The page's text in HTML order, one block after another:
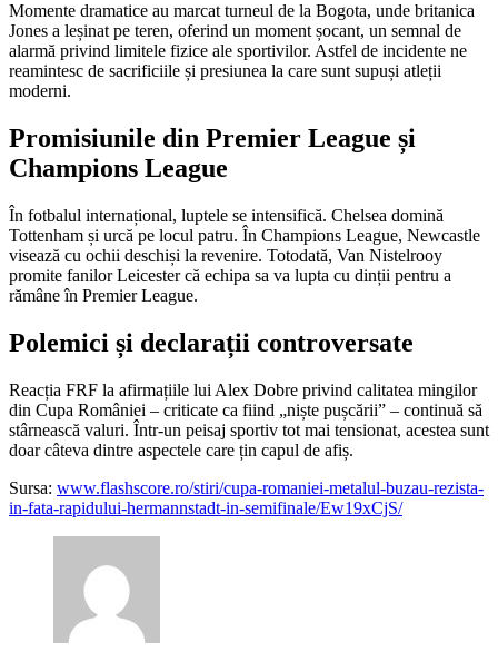
Momente dramatice au marcat turneul de la Bogota, unde britanica
Jones a leșinat pe teren, oferind un moment șocant, un semnal de
alarmă privind limitele fizice ale sportivilor. Astfel de incidente ne
reamintesc de sacrificiile și presiunea la care sunt supuși atleții
moderni.
Promisiunile din Premier League și
Champions League
În fotbalul internațional, luptele se intensifică. Chelsea domină
Tottenham și urcă pe locul patru. În Champions League, Newcastle
visează cu ochii deschiși la revenire. Totodată, Van Nistelrooy
promite fanilor Leicester că echipa sa va lupta cu dinții pentru a
rămâne în Premier League.
Polemici și declarații controversate
Reacția FRF la afirmațiile lui Alex Dobre privind calitatea mingilor
din Cupa României – criticate ca fiind „niște pușcării” – continuă să
stârnească valuri. Într-un peisaj sportiv tot mai tensionat, acestea sunt
doar câteva dintre aspectele care țin capul de afiș.
Sursa: www.flashscore.ro/stiri/cupa-romaniei-metalul-buzau-rezista-
in-fata-rapidului-hermannstadt-in-semifinale/Ew19xCjS/